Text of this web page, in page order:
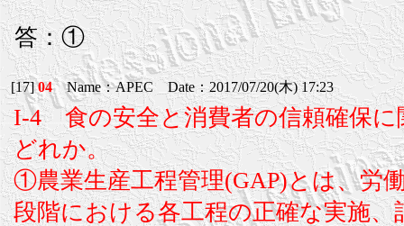
答：①
[17]04Name：APEC Date：2017/07/20(木) 17:23
I-4 食の安全と消費者の信頼確保に
どれか。
①農業生産工程管理(GAP)とは、労
段階における各工程の正確な実施